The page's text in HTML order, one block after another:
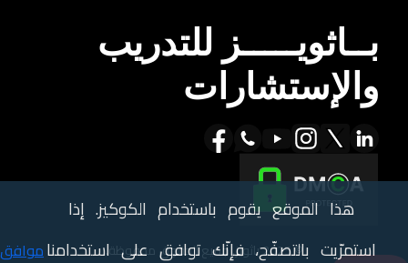
بــاثويـــــز للتدريب
والإستشارات
© 2025 باثويز. جميع الحقوق محفوظة.
هذا الموقع يقوم باستخدام الكوكيز. إذا
استمرّيت بالتصفّح، فإنّك توافق على استخدامناموافق